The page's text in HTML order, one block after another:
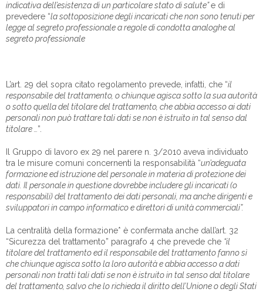
indicativa dell’esistenza di un particolare stato di salute”e di
prevedere “la sottoposizione degli incaricati che non sono tenuti per
legge al segreto professionale a regole di condotta analoghe al
segreto professionale
L’art. 29 del sopra citato regolamento prevede, infatti, che “il
responsabile del trattamento, o chiunque agisca sotto la sua autorità
o sotto quella del titolare del trattamento, che abbia accesso ai dati
personali non può trattare tali dati se non è istruito in tal senso dal
titolare … ”.
Il Gruppo di lavoro ex 29 nel parere n. 3/2010 aveva individuato
tra le misure comuni concernenti la responsabilità “un’adeguata
formazione ed istruzione del personale in materia di protezione dei
dati. Il personale in questione dovrebbe includere gli incaricati (o
responsabili) del trattamento dei dati personali, ma anche dirigenti e
sviluppatori in campo informatico e direttori di unità commerciali”.
La centralità della formazione* è confermata anche dall’art. 32
“Sicurezza del trattamento” paragrafo 4 che prevede che “il
titolare del trattamento ed il responsabile del trattamento fanno sì
che chiunque agisca sotto la loro autorità e abbia accesso a dati
personali non tratti tali dati se non è istruito in tal senso dal titolare
del trattamento, salvo che lo richieda il diritto dell’Unione o degli Stati